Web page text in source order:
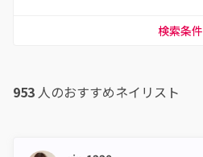
検索条件
953 人のおすすめネイリスト